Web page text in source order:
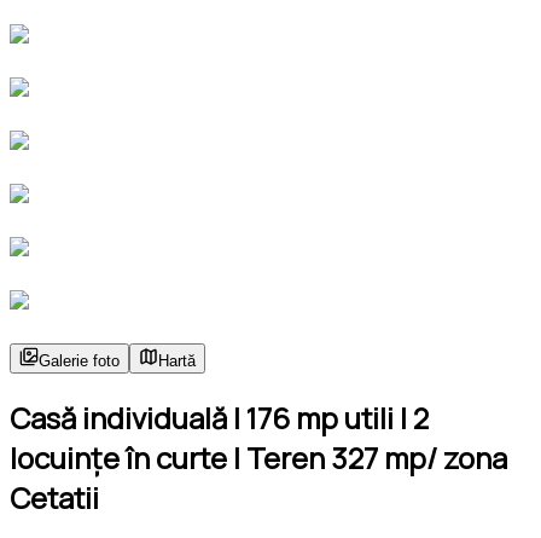
Galerie foto Hartă
Casă individuală | 176 mp utili | 2
locuințe în curte | Teren 327 mp/ zona
Cetatii